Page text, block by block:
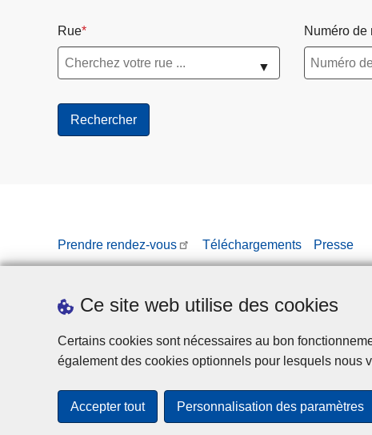
Ce site web utilise des cookies
Certains cookies sont nécessaires au bon
également des cookies optionnels pour lesquels nous
Accepter tout Personnalisation des paramètres
Rue
▼
Numéro de
Prendre rendez-vous Téléchargements Presse